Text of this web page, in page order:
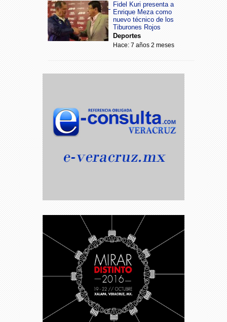
Fidel Kuri presenta a
Enrique Meza como
nuevo técnico de los
Tiburones Rojos
Deportes
Hace: 7 años 2 meses